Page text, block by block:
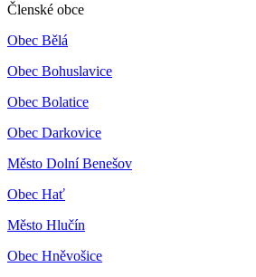
Členské obce
Obec Bělá
Obec Bohuslavice
Obec Bolatice
Obec Darkovice
Město Dolní Benešov
Obec Hať
Město Hlučín
Obec Hněvošice